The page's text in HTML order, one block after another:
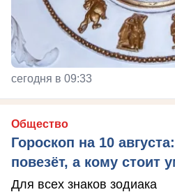
сегодня в 09:33
Общество
Гороскоп на 10
повезёт, а кому стоит
Для всех знаков зодиака